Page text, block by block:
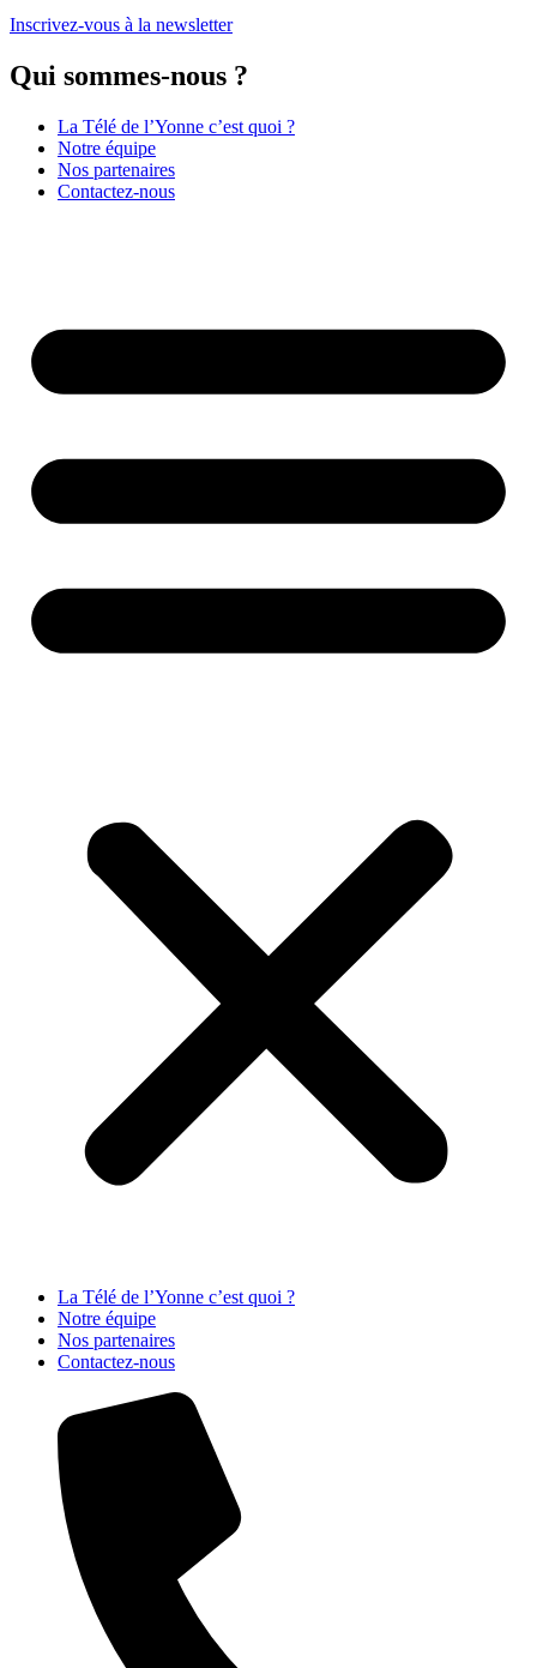
Inscrivez-vous à la newsletter
Qui sommes-nous ?
La Télé de l’Yonne c’est quoi ?
Notre équipe
Nos partenaires
Contactez-nous
La Télé de l’Yonne c’est quoi ?
Notre équipe
Nos partenaires
Contactez-nous